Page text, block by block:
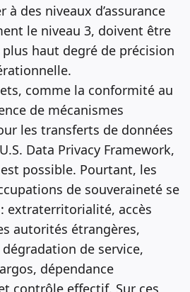
à des niveaux d’assurance
le niveau 3, doivent être
haut degré de précision
comme la conformité au
de mécanismes
les transferts de données
Data Privacy Framework,
possible. Pourtant, les
de souveraineté se
extraterritorialité, accès
autorités étrangères,
de service,
dépendance
contrôle effectif. Sur ces